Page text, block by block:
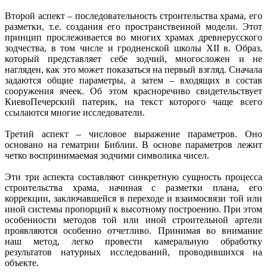
Второй аспект – последовательность строительства храма, его
разметки, т.е. создания его пространственной модели. Этот
принцип прослеживается во многих храмах древнерусского
зодчества, в том числе и гродненской школы XII в. Образ,
который представляет себе зодчий, многосложен и не
нагляден, как это может показаться на первый взгляд. Сначала
задаются общие параметры, а затем – входящих в состав
сооружения ячеек. Об этом красноречиво свидетельствует
КиевоПечерский патерик, на текст которого чаще всего
ссылаются многие исследователи.
Третий аспект – числовое выражение параметров. Оно
основано на гематрии Библии. В основе параметров лежит
четко воспринимаемая зодчими символика чисел.
Эти три аспекта составляют синкретную сущность процесса
строительства храма, начиная с разметки плана, его
коррекции, заключавшейся в переходе и взаимосвязи той или
иной системы пропорций к высотному построению. При этом
особенности методов той или иной строительной артели
проявляются особенно отчетливо. Принимая во внимание
наш метод, легко провести камеральную обработку
результатов натурных исследований, проводившихся на
объекте.